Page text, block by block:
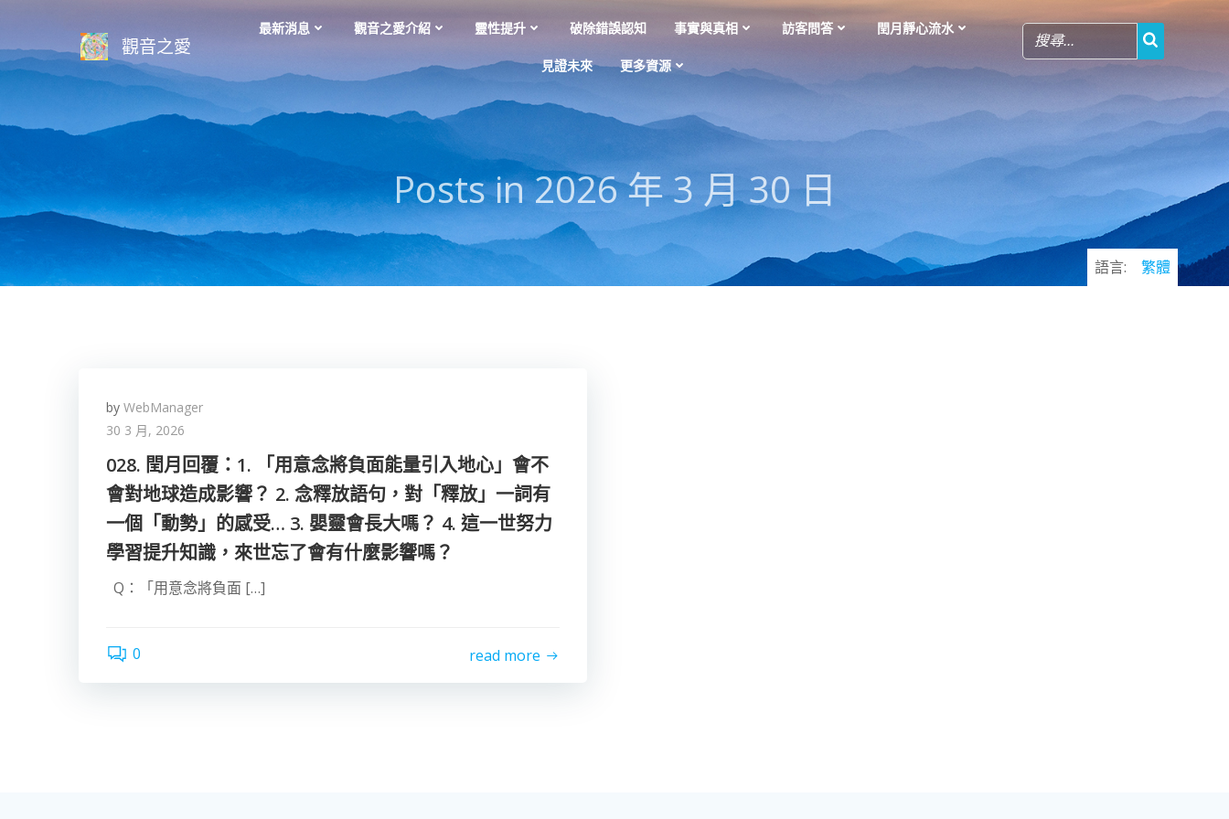
content
觀音之愛
最新消息 觀音之愛介紹 靈性提升 破除錯誤認知 事實與真相 訪客問答 閏月靜心流水
見證未來 更多資源
Posts in 2026 年 3 月 30 日
語言: 繁體
by WebManager
30 3 月, 2026
028. 閏月回覆：1. 「用意念將負面能量引入地心」會不
會對地球造成影響？ 2. 念釋放語句，對「釋放」一詞有
一個「動勢」的感受… 3. 嬰靈會長大嗎？ 4. 這一世努力
學習提升知識，來世忘了會有什麼影響嗎？
Q：「用意念將負面 […]
0 read more